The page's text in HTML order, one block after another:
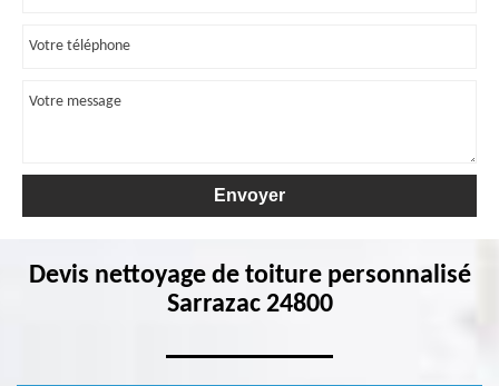
Devis nettoyage de toiture personnalisé
Sarrazac 24800